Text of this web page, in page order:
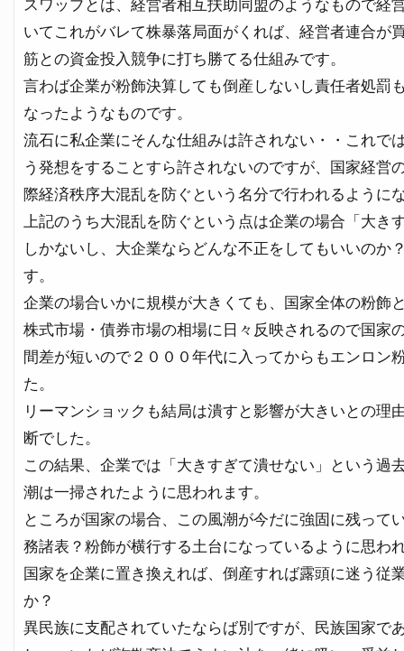
スワップとは、経営者相互扶助同盟のようなもので経
いてこれがバレて株暴落局面がくれば、経営者連合が
筋との資金投入競争に打ち勝てる仕組みです。
言わば企業が粉飾決算しても倒産しないし責任者処罰
なったようなものです。
流石に私企業にそんな仕組みは許されない・・これで
う発想をすることすら許されないのですが、国家経営
際経済秩序大混乱を防ぐという名分で行われるように
上記のうち大混乱を防ぐという点は企業の場合「大き
しかないし、大企業ならどんな不正をしてもいいのか
す。
企業の場合いかに規模が大きくても、国家全体の粉飾
株式市場・債券市場の相場に日々反映されるので国家
間差が短いので２０００年代に入ってからもエンロン
た。
リーマンショックも結局は潰すと影響が大きいとの理
断でした。
この結果、企業では「大きすぎて潰せない」という過
潮は一掃されたように思われます。
ところが国家の場合、この風潮が今だに強固に残って
務諸表？粉飾が横行する土台になっているように思わ
国家を企業に置き換えれば、倒産すれば露頭に迷う従
か？
異民族に支配されていたならば別ですが、民族国家で